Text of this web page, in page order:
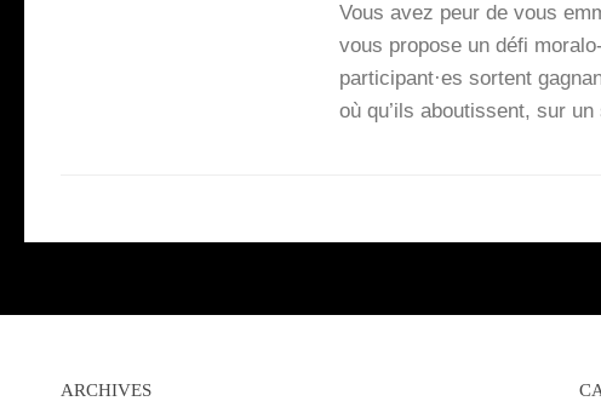
Vous avez peur de vous
vous pro­pose un défi
participant·es sortent
où qu’ils abou­tissent, sur
ARCHIVES